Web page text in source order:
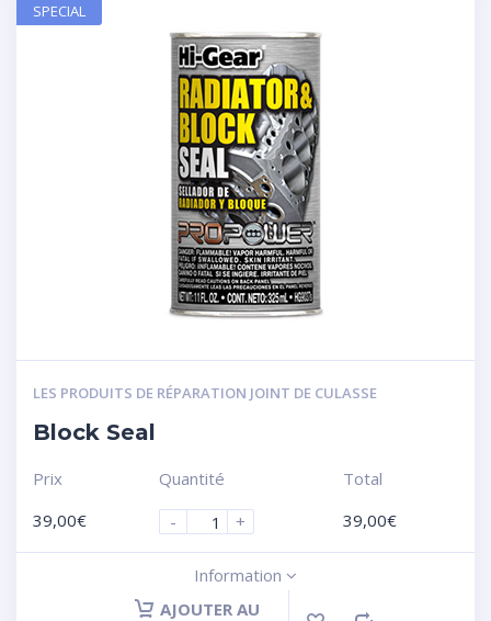
LES PRODUITS DE RÉPARATION JOINT DE CULASSE
Block Seal
Prix
39,00€
Quantité
-
+
Total
39,00€
Information
AJOUTER AU
SPECIAL